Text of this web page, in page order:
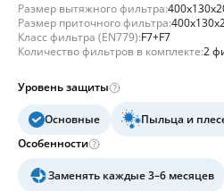
Размер вытяжного фильтра:
Размер приточного фильтра:
Класс фильтра (EN779):F7+F7
Количество фильтров в комплекте:2
Уровень защиты
Основные Пыльца и
Особенности
Заменять каждые 3–6 месяцев